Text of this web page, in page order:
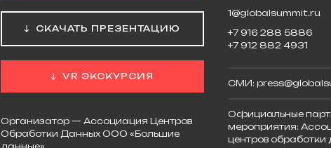
СКАЧАТЬ ПРЕЗЕНТАЦИЮ
VR ЭКСКУРСИЯ
Организатор — Ассоциация Центров
Обработки Данных ООО «Большие
1@globalsummit.ru
+7 916 288 5886
+7 912 882 4931
СМИ:
Официальные
мероприятия:
центров обработки